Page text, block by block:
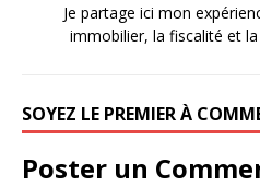
Je partage ici mon
immobilier, la fiscalité et
SOYEZ LE PREMIER À
Poster un